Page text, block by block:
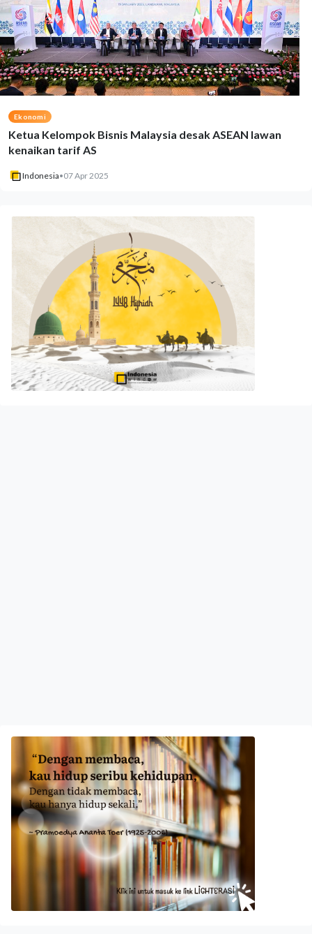
Ekonomi
Ketua Kelompok Bisnis Malaysia desak ASEAN lawan
kenaikan tarif AS
Indonesia•07 Apr 2025